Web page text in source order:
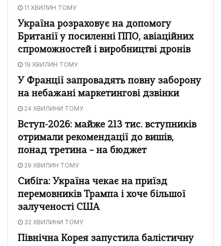
11 ХВИЛИН ТОМУ
Україна розраховує на допомогу
Британії у посиленні ППО, авіаційних
спроможностей і виробництві дронів
19 ХВИЛИН ТОМУ
У Франції запровадять повну заборону
на небажані маркетингові дзвінки
24 ХВИЛИНИ ТОМУ
Вступ-2026: майже 213 тис. вступників
отримали рекомендації до вишів,
понад третина – на бюджет
29 ХВИЛИН ТОМУ
Сибіга: Україна чекає на приїзд
перемовників Трампа і хоче більшої
залученості США
32 ХВИЛИНИ ТОМУ
Північна Корея запустила балістичну